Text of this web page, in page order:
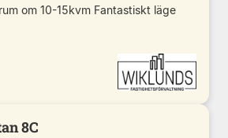
om 10-15kvm Fantastiskt läge
8C